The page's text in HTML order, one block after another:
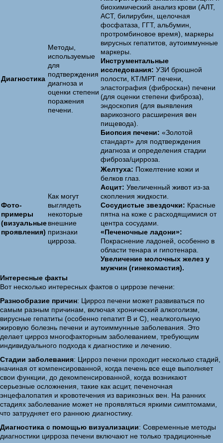
Диагностика
Методы,
используемые
для
подтверждения
диагноза и
оценки степени
поражения
печени.
биохимический анализ крови (АЛТ,
АСТ, билирубин, щелочная
фосфатаза, ГГТ, альбумин,
протромбиновое время), маркеры
вирусных гепатитов, аутоиммунные
маркеры.
Инструментальные
исследования: УЗИ брюшной
полости, КТ/МРТ печени,
эластография (фиброскан) печени
(для оценки степени фиброза),
эндоскопия (для выявления
варикозного расширения вен
пищевода).
Биопсия печени: «Золотой
стандарт» для подтверждения
диагноза и определения стадии
фиброза/цирроза.
Фото-
примеры
(визуальные
проявления)
Как могут
выглядеть
некоторые
внешние
признаки
цирроза.
Желтуха: Пожелтение кожи и
белков глаз.
Асцит: Увеличенный живот из-за
скопления жидкости.
Сосудистые звездочки: Красные
пятна на коже с расходящимися от
центра сосудами.
«Печеночные ладони»:
Покраснение ладоней, особенно в
области тенара и гипотенара.
Увеличение молочных желез у
мужчин (гинекомастия).
Интересные факты
Вот несколько интересных фактов о циррозе печени:
Разнообразие причин: Цирроз печени может развиваться по
самым разным причинам, включая хронический алкоголизм,
вирусные гепатиты (особенно гепатит B и C), неалкогольную
жировую болезнь печени и аутоиммунные заболевания. Это
делает цирроз многофакторным заболеванием, требующим
индивидуального подхода к диагностике и лечению.
Стадии заболевания: Цирроз печени проходит несколько стадий,
начиная от компенсированной, когда печень все еще выполняет
свои функции, до декомпенсированной, когда возникают
серьезные осложнения, такие как асцит, печеночная
энцефалопатия и кровотечения из варикозных вен. На ранних
стадиях заболевание может не проявляться яркими симптомами,
что затрудняет его раннюю диагностику.
Диагностика с помощью визуализации: Современные методы
диагностики цирроза печени включают не только традиционные